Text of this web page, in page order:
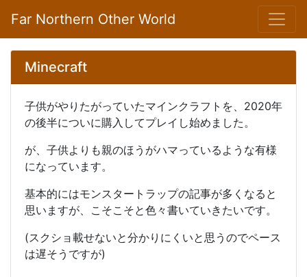
Far Northern Other World
Minecraft
子供がやりたがっていたマインクラフトを、2020年
の後半についに購入してプレイし始めました。
が、子供よりも親のほうがハマっているような有様
になっています。
基本的にはモンスタートラップの記事が多くなると
思いますが、こそこそと色々書いていきたいです。
(スクショ載せないと分かりにくいと思うのでペース
は遅そうですが)